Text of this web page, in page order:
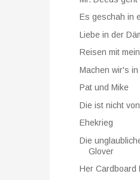
Es geschah in
Liebe in der
Reisen mit
Machen wir's in
Pat und Mike
Die ist nicht
Ehekrieg
Die
Glover
Her Cardboard